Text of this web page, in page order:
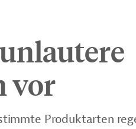
vor
Produktarten